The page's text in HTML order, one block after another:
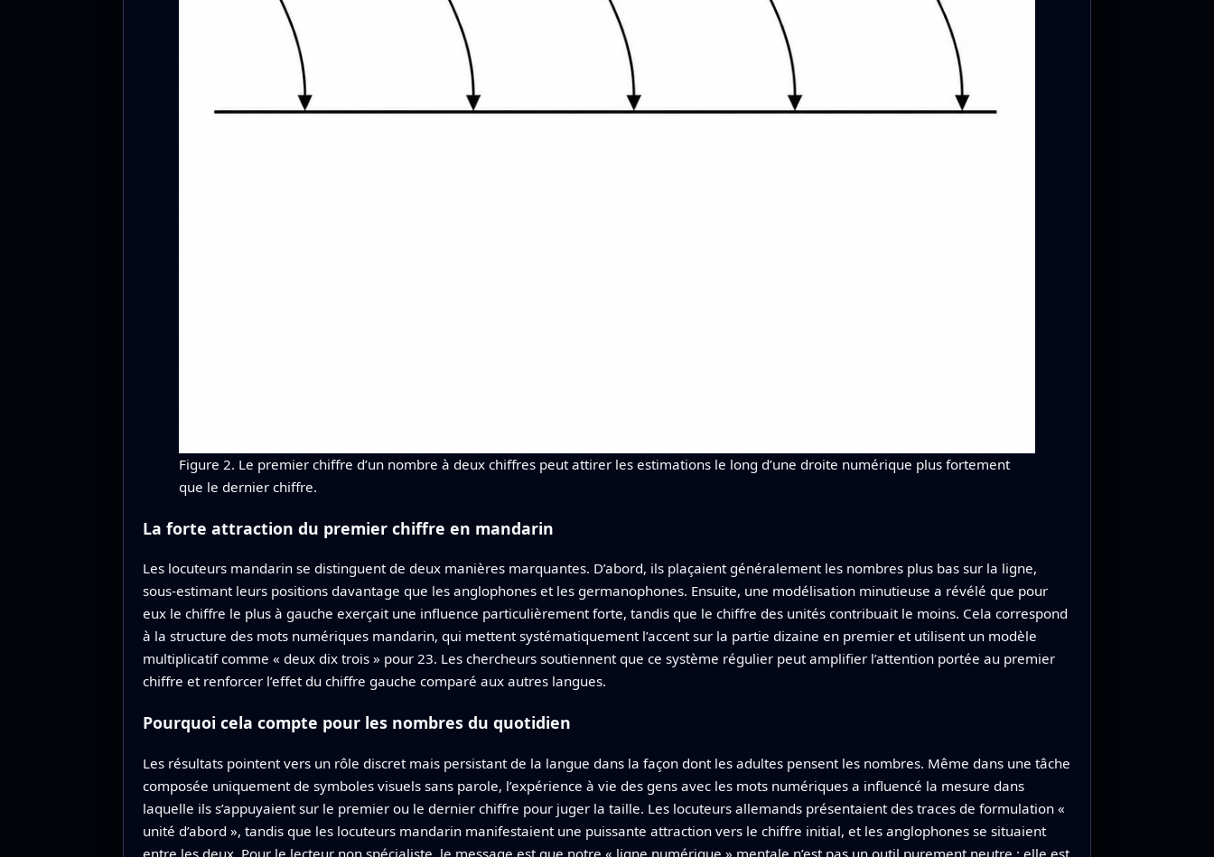
Figure 2. Le premier chiffre d’un nombre à deux chiffres peut attirer les estimations le long d’une droite numérique plus fortement
que le dernier chiffre.
La forte attraction du premier chiffre en mandarin
Les locuteurs mandarin se distinguent de deux manières marquantes. D’abord, ils plaçaient généralement les nombres plus bas sur la ligne,
sous‑estimant leurs positions davantage que les anglophones et les germanophones. Ensuite, une modélisation minutieuse a révélé que pour
eux le chiffre le plus à gauche exerçait une influence particulièrement forte, tandis que le chiffre des unités contribuait le moins. Cela correspond
à la structure des mots numériques mandarin, qui mettent systématiquement l’accent sur la partie dizaine en premier et utilisent un modèle
multiplicatif comme « deux dix trois » pour 23. Les chercheurs soutiennent que ce système régulier peut amplifier l’attention portée au premier
chiffre et renforcer l’effet du chiffre gauche comparé aux autres langues.
Pourquoi cela compte pour les nombres du quotidien
Les résultats pointent vers un rôle discret mais persistant de la langue dans la façon dont les adultes pensent les nombres. Même dans une tâche
composée uniquement de symboles visuels sans parole, l’expérience à vie des gens avec les mots numériques a influencé la mesure dans
laquelle ils s’appuyaient sur le premier ou le dernier chiffre pour juger la taille. Les locuteurs allemands présentaient des traces de formulation «
unité d’abord », tandis que les locuteurs mandarin manifestaient une puissante attraction vers le chiffre initial, et les anglophones se situaient
entre les deux. Pour le lecteur non spécialiste, le message est que notre « ligne numérique » mentale n’est pas un outil purement neutre : elle est